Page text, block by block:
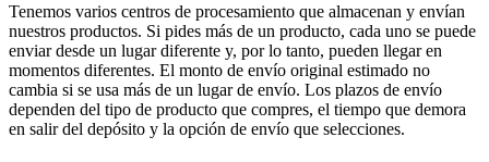
Tenemos varios centros de procesamiento que almacenan y envían
nuestros productos. Si pides más de un producto, cada uno se puede
enviar desde un lugar diferente y, por lo tanto, pueden llegar en
momentos diferentes. El monto de envío original estimado no
cambia si se usa más de un lugar de envío. Los plazos de envío
dependen del tipo de producto que compres, el tiempo que demora
en salir del depósito y la opción de envío que selecciones.